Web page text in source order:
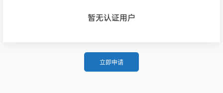
暂无认证用户
立即申请